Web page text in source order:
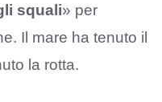
squali» per
Il mare ha tenuto il
la rotta.